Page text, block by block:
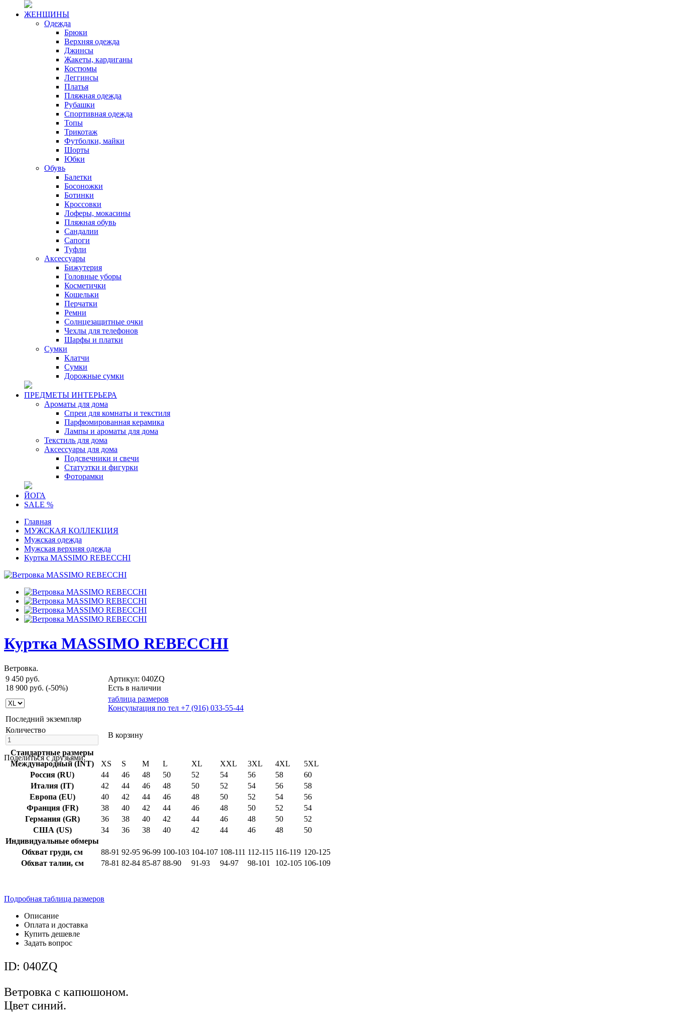
ЖЕНЩИНЫ
Одежда
Брюки
Верхняя одежда
Джинсы
Жакеты, кардиганы
Костюмы
Леггинсы
Платья
Пляжная одежда
Рубашки
Спортивная одежда
Топы
Трикотаж
Футболки, майки
Шорты
Юбки
Обувь
Балетки
Босоножки
Ботинки
Кроссовки
Лоферы, мокасины
Пляжная обувь
Сандалии
Сапоги
Туфли
Аксессуары
Бижутерия
Головные уборы
Косметички
Кошельки
Перчатки
Ремни
Солнцезащитные очки
Чехлы для телефонов
Шарфы и платки
Сумки
Клатчи
Сумки
Дорожные сумки
ПРЕДМЕТЫ ИНТЕРЬЕРА
Ароматы для дома
Спреи для комнаты и текстиля
Парфюмированная керамика
Лампы и ароматы для дома
Текстиль для дома
Аксессуары для дома
Подсвечники и свечи
Статуэтки и фигурки
Фоторамки
ЙОГА
SALE %
Главная
МУЖСКАЯ КОЛЛЕКЦИЯ
Мужская одежда
Мужская верхняя одежда
Куртка MASSIMO REBECCHI
Куртка MASSIMO REBECCHI
Ветровка.
9 450 руб.
18 900 руб. (-50%)
Артикул: 040ZQ
Есть в наличии
таблица размеров
Консультация по тел +7 (916) 033-55-44
Последний экземпляр
Количество
В корзину
Поделиться с друзьями:
Стандартные размеры
Международный (INT)
XS S M L XL XXL 3XL 4XL
5XL
Россия (RU)
44 46 48 50 52 54 56 58
60
Италия (IT)
42 44 46 48 50 52 54 56
58
Европа (EU)
40 42 44 46 48 50 52 54
56
Франция (FR)
38 40 42 44 46 48 50 52
54
Германия (GR)
36 38 40 42 44 46 48 50
52
США (US)
34 36 38 40 42 44 46 48
50
Индивидуальные обмеры
Обхват груди, см
88-91 92-95 96-99 100-103 104-107 108-111 112-115 116-119 120-125
Обхват талии, см
78-81 82-84 85-87 88-90 91-93 94-97 98-101 102-105 106-109
Подробная таблица размеров
Описание
Оплата и доставка
Купить дешевле
Задать вопрос
ID: 040ZQ
Ветровка с капюшоном.
Цвет синий.